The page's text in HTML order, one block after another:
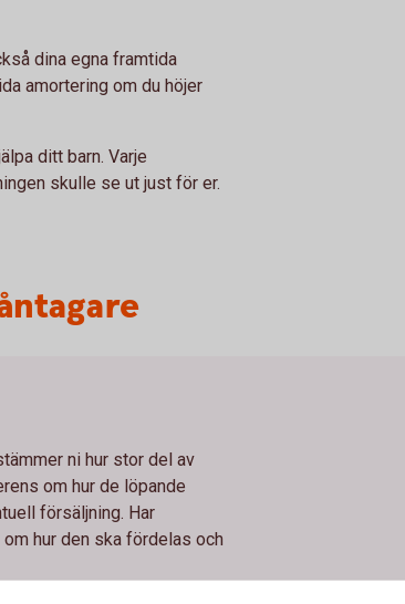
dina egna framtida
amortering om du höjer
ditt barn. Varje
skulle se ut just för er.
ni hur stor del av
om hur de löpande
försäljning. Har
hur den ska fördelas och